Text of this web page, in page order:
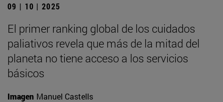
09 | 10 | 2025
El primer ranking global de los cuidados
paliativos revela que más de la mitad del
planeta no tiene acceso a los servicios
básicos
Imagen Manuel Castells